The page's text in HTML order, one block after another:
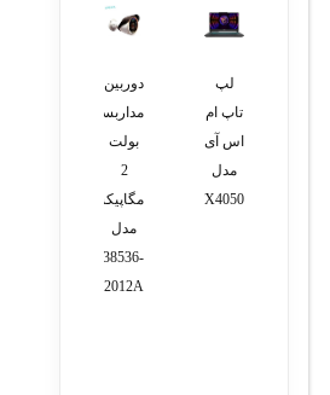
وزن
لپ
تاپ ام
اس آی
مدل
RTX4050
دوربین
مداربسته
بولت
2
مگاپیکسل
مدل
CBM238536-
K2012A